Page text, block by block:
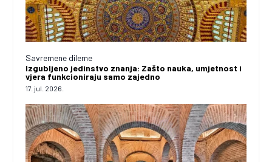
Savremene dileme
Izgubljeno jedinstvo znanja: Zašto nauka, umjetnost i
vjera funkcioniraju samo zajedno
17. jul. 2026.